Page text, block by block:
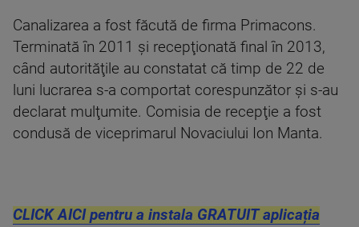
Canalizarea a fost făcută de firma Primacons.
Terminată în 2011 şi recepţionată final în 2013,
când autorităţile au constatat că timp de 22 de
luni lucrarea s-a comportat corespunzător şi s-au
declarat mulţumite. Comisia de recepţie a fost
condusă de viceprimarul Novaciului Ion Manta.
CLICK AICI pentru a instala GRATUIT aplicația